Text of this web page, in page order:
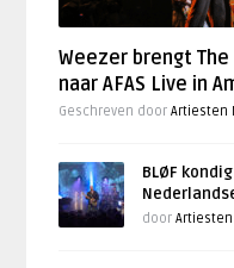
Weezer brengt The
naar AFAS Live in
Geschreven doorArtiesten
BLØF
door